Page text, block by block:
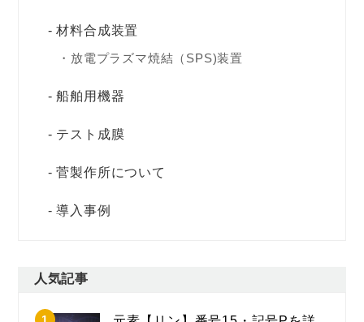
材料合成装置
放電プラズマ焼結（SPS)装置
船舶用機器
テスト成膜
菅製作所について
導入事例
人気記事